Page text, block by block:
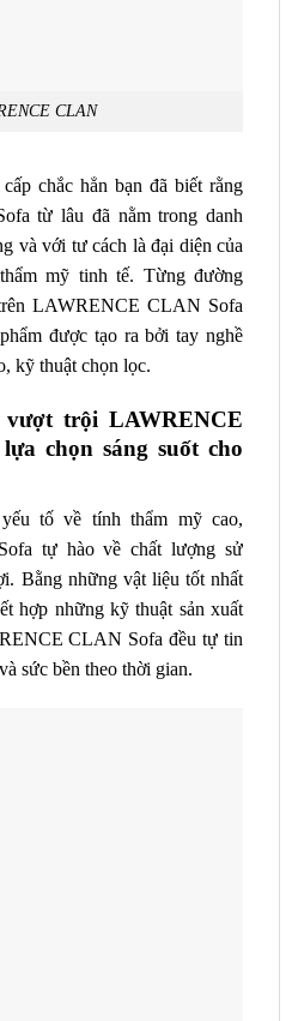
CLAN
chắc hẳn bạn đã biết rằng
từ lâu đã nằm trong danh
và với tư cách là đại diện của
mỹ tinh tế. Từng đường
LAWRENCE CLAN Sofa
được tạo ra bởi tay nghề
kỹ thuật chọn lọc.
trội LAWRENCE
chọn sáng suốt cho
tố về tính thẩm mỹ cao,
tự hào về chất lượng sử
Bằng những vật liệu tốt nhất
hợp những kỹ thuật sản xuất
CLAN Sofa đều tự tin
sức bền theo thời gian.